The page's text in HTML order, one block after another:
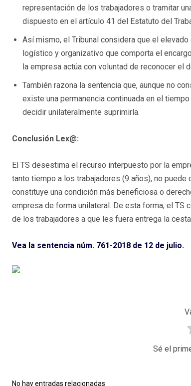
representación de los trabajadores o tramitar
dispuesto en el artículo 41 del Estatuto del
Así mismo, el Tribunal considera que el
logístico y organizativo que comporta el
la empresa actúa con voluntad de reconocer el
También razona la sentencia que, aunque no
existe una permanencia continuada en el
decidir unilateralmente suprimirla.
Conclusión Lex@:
El TS desestima el recurso interpuesto por la
tanto tiempo a los trabajadores (9 años), no
constituye una condición más beneficiosa o
empresa de forma unilateral. De esta forma, el TS
de los trabajadores a que les fuera entrega la
Vea la sentencia núm. 761-2018 de 12 de julio.
Sé el
No hay entradas relacionadas